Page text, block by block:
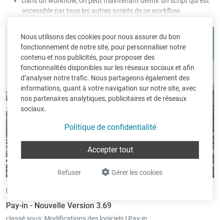
Nous utilisons des cookies pour nous assurer du bon
fonctionnement de notre site, pour personnaliser notre
contenu et nos publicités, pour proposer des
fonctionnalités disponibles sur les réseaux sociaux et afin
d’analyser notre trafic. Nous partageons également des
informations, quant à votre navigation sur notre site, avec
nos partenaires analytiques, publicitaires et de réseaux
sociaux.
Politique de confidentialité
Gérer les cookies
Refuser
Accepter tout
accessible par tous les autres scripts de ce workflow.
Désormais, Scan-in supporte cet accès via « Microsoft Graph
API ».
La valeur de la case à cocher « Afficher toutes les sociétés » est
sauvegardée pour chaque utilisateur.
04/06/2026 •
Pay-in - Nouvelle Version 3.69